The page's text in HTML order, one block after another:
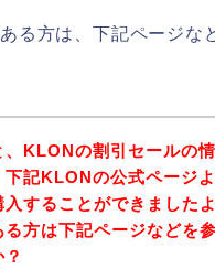
る方は、下記ページな
、KLONの割引セールの
下記KLONの公式ページ
入することができました
方は下記ページなどを